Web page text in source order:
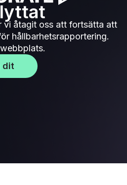
vi åtagit oss att fortsätta att
hållbarhetsrapportering.
dit